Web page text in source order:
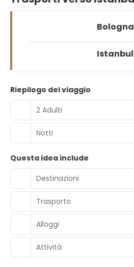
Bologna
Istanbul
Riepilogo del viaggio
2 Adulti
Notti
Questa idea include
Destinazioni
Trasporto
Alloggi
Attività